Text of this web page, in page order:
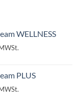
WELLNESS
€
PLUS